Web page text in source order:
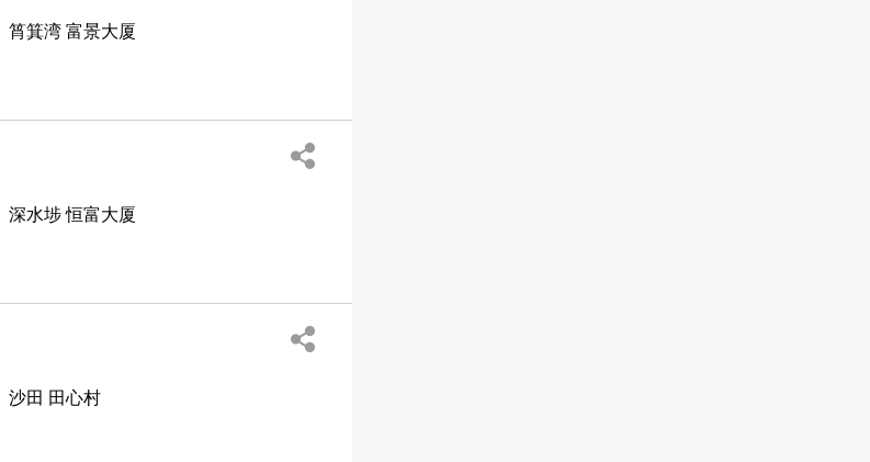
筲箕湾 富景大厦
深水埗 恒富大厦
沙田 田心村